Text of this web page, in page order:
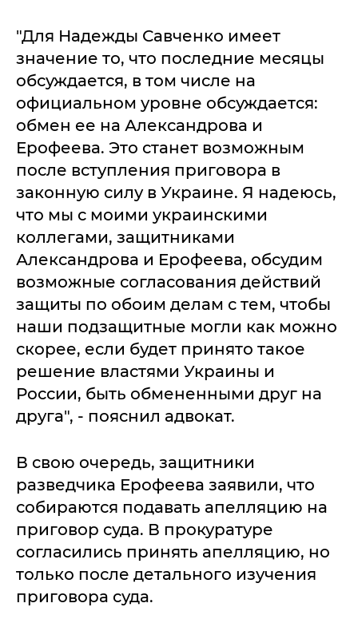
"Для Надежды Савченко имеет
значение то, что последние месяцы
обсуждается, в том числе на
официальном уровне обсуждается:
обмен ее на Александрова и
Ерофеева. Это станет возможным
после вступления приговора в
законную силу в Украине. Я надеюсь,
что мы с моими украинскими
коллегами, защитниками
Александрова и Ерофеева, обсудим
возможные согласования действий
защиты по обоим делам с тем, чтобы
наши подзащитные могли как можно
скорее, если будет принято такое
решение властями Украины и
России, быть обмененными друг на
друга", - пояснил адвокат.
В свою очередь, защитники
разведчика Ерофеева заявили, что
собираются подавать апелляцию на
приговор суда. В прокуратуре
согласились принять апелляцию, но
только после детального изучения
приговора суда.